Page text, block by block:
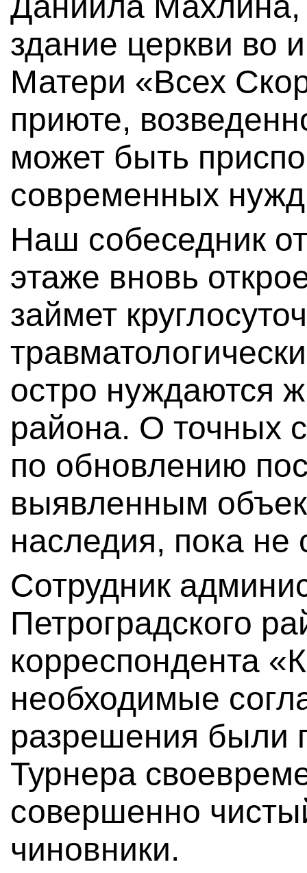
здание церкви во
Матери «Всех
приюте,
может быть
современных
Наш собеседник
этаже вновь
займет
остро нуждаются
района. О точных
по обновлению
выявленным
наследия, пока не
Сотрудник
Петроградского
корреспондента
необходимые
разрешения были
Турнера
совершенно
чиновники.